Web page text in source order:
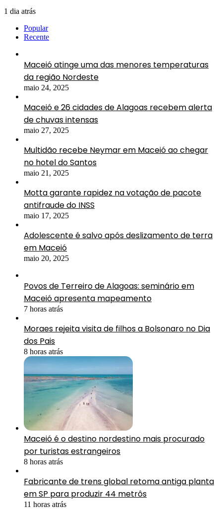
1 dia atrás
Popular
Recente
Maceió atinge uma das menores temperaturas
da região Nordeste
maio 24, 2025
Maceió e 26 cidades de Alagoas recebem alerta
de chuvas intensas
maio 27, 2025
Multidão recebe Neymar em Maceió ao chegar
no hotel do Santos
maio 21, 2025
Motta garante rapidez na votação de pacote
antifraude do INSS
maio 17, 2025
Adolescente é salvo após deslizamento de terra
em Maceió
maio 20, 2025
Povos de Terreiro de Alagoas: seminário em
Maceió apresenta mapeamento
7 horas atrás
Moraes rejeita visita de filhos a Bolsonaro no Dia
dos Pais
8 horas atrás
Maceió é o destino nordestino mais procurado
por turistas estrangeiros
8 horas atrás
Fabricante de trens global retoma antiga planta
em SP para produzir 44 metrôs
11 horas atrás